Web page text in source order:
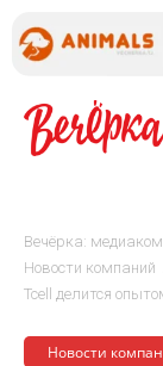
Вечёрка:
Новости компаний
Tcell делится
Новости